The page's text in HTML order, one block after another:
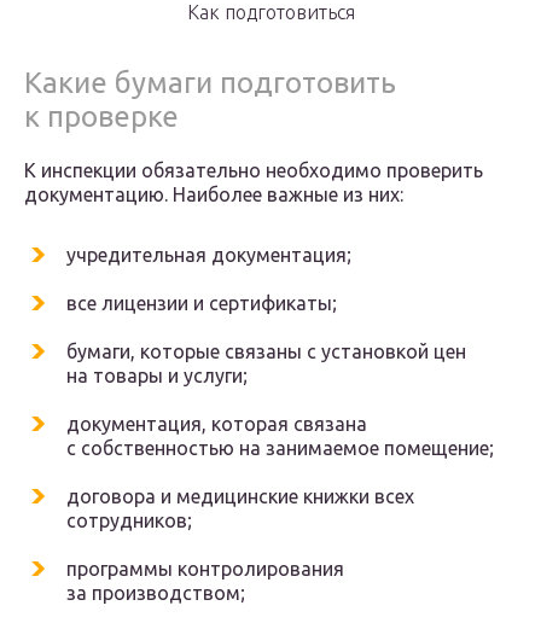
Как подготовиться
Какие бумаги подготовить
к проверке
К инспекции обязательно необходимо проверить
документацию. Наиболее важные из них:
учредительная документация;
все лицензии и сертификаты;
бумаги, которые связаны с установкой цен
на товары и услуги;
документация, которая связана
с собственностью на занимаемое помещение;
договора и медицинские книжки всех
сотрудников;
программы контролирования
за производством;